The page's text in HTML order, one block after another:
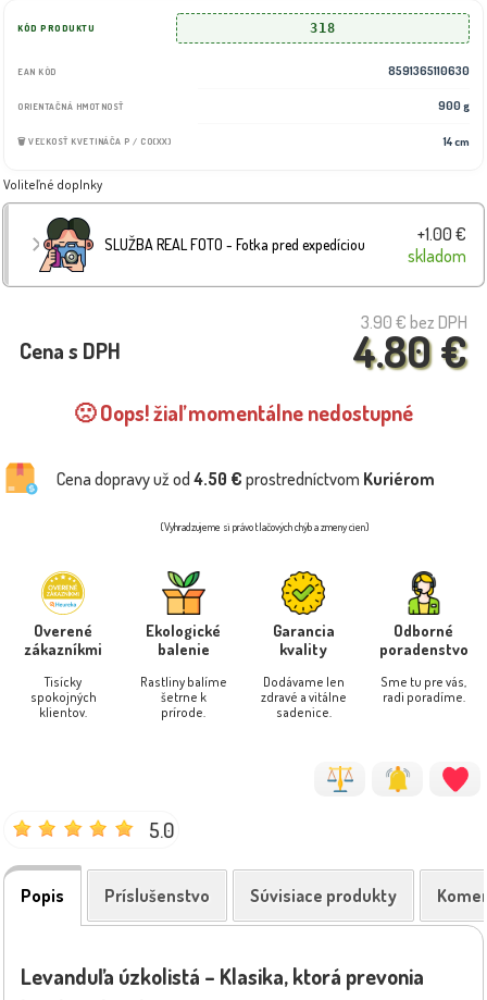
KÓD PRODUKTU 318
EAN KÓD 8591365110630
ORIENTAČNÁ HMOTNOSŤ 900 g
🗑️ VEĽKOSŤ KVETINÁČA P / CO(XX) 14 cm
Voliteľné doplnky
SLUŽBA REAL FOTO - Fotka pred expedíciou
+1.00 €
skladom
3.90 € bez DPH
4.80 €
Cena s DPH
🙁 Oops! žiaľ momentálne nedostupné
Cena dopravy už od 4.50 € prostredníctvom Kuriérom
(Vyhradzujeme si právo tlačových chýb a zmeny cien)
Overené
zákazníkmi
Tisícky
spokojných
klientov.
Ekologické
balenie
Rastliny balíme
šetrne k
prírode.
Garancia
kvality
Dodávame len
zdravé a vitálne
sadenice.
Odborné
poradenstvo
Sme tu pre vás,
radi poradíme.
5.0
Popis Príslušenstvo Súvisiace produkty
Levanduľa úzkolistá – Klasika, ktorá prevonia